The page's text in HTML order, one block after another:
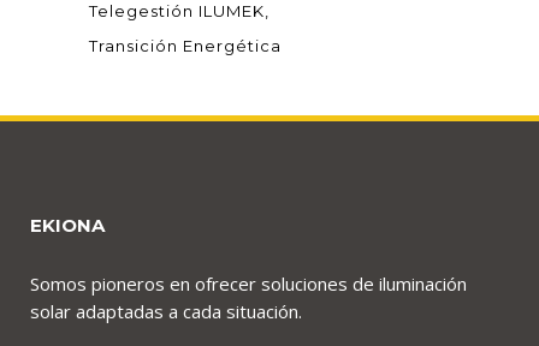
Telegestión ILUMEK
Transición Energética
EKIONA
Somos pioneros en ofrecer soluciones de iluminación
solar adaptadas a cada situación.